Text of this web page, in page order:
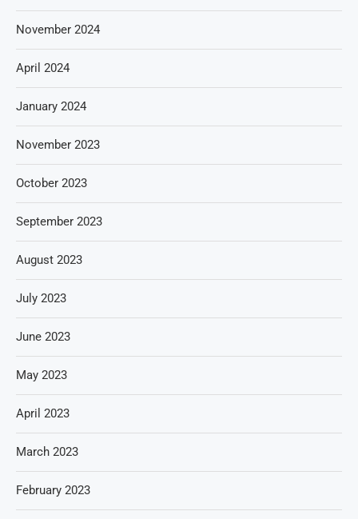
November 2024
April 2024
January 2024
November 2023
October 2023
September 2023
August 2023
July 2023
June 2023
May 2023
April 2023
March 2023
February 2023